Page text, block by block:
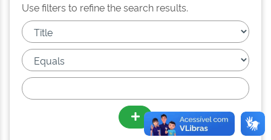
Use filters to refine the search results.